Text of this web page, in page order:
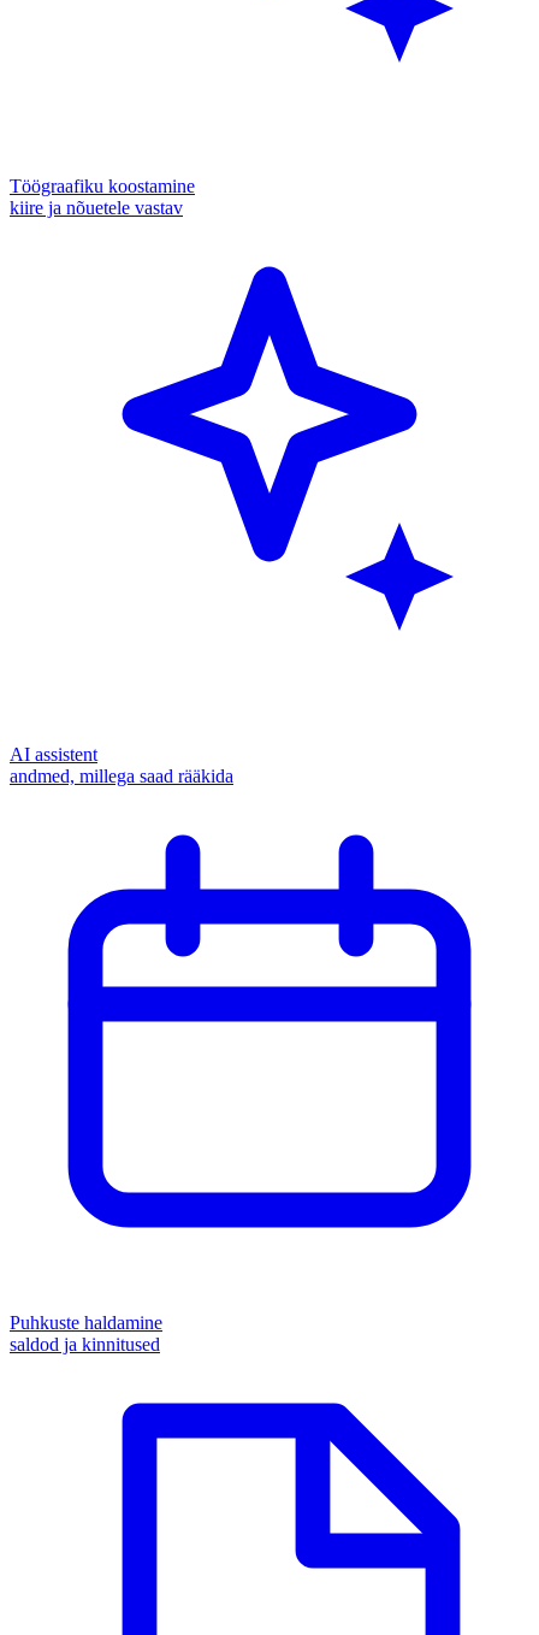
Töögraafiku koostamine
kiire ja nõuetele vastav
AI assistent
andmed, millega saad rääkida
Puhkuste haldamine
saldod ja kinnitused